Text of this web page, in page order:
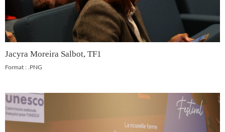
Jacyra Moreira Salbot, TF1
Format : .PNG